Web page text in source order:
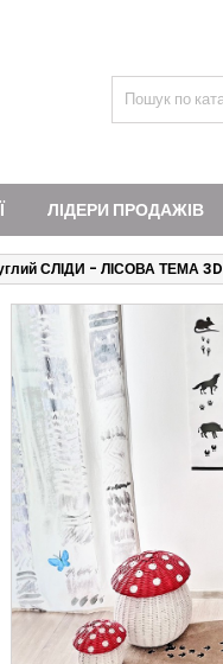
ЛІДЕРИ ПРОДАЖІВ
СЛІДИ - ЛІСОВА ТЕМА 3D